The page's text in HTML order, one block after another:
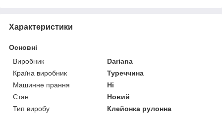
Характеристики
Основні
Виробник
Dariana
Країна виробник
Туреччина
Машинне прання
Ні
Стан
Новий
Тип виробу
Клейонка рулонна